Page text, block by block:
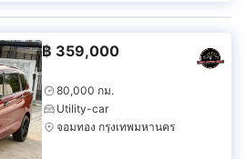
฿ 359,000
80,000 กม.
Utility-car
จอมทอง กรุงเทพมหานคร